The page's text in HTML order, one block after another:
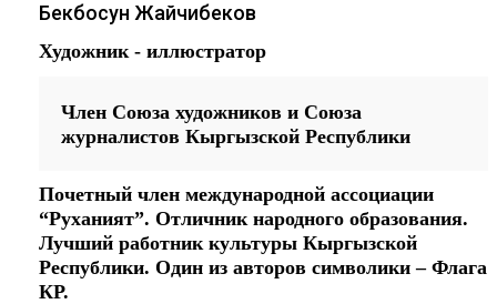
Бекбосун Жайчибеков
Художник - иллюстратор
Член Союза художников и Союза
журналистов Кыргызской Республики
Почетный член международной ассоциации
“Руханият”. Отличник народного образования.
Лучший работник культуры Кыргызской
Республики. Один из авторов символики – Флага
КР.